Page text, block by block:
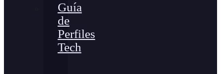
Guía
de
Perfiles
Tech